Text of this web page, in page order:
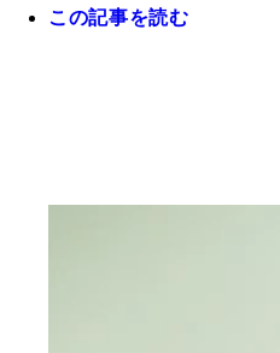
この記事を読む